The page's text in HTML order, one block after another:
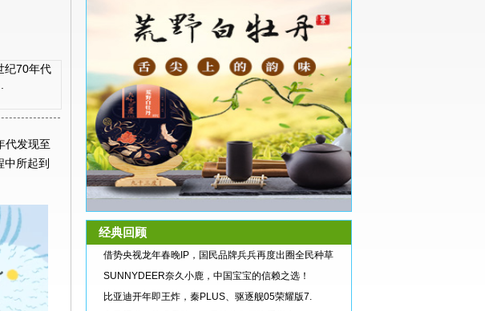
纪70年代
代发现至
所起到
经典回顾
借势央视龙年春晚IP，国民品牌兵兵再度出圈全民种草
SUNNYDEER奈久小鹿，中国宝宝的信赖之选！
比亚迪开年即王炸，秦PLUS、驱逐舰05荣耀版7.